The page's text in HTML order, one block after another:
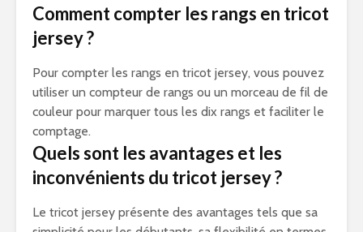
Comment compter les rangs en tricot
jersey ?
Pour compter les rangs en tricot jersey, vous pouvez
utiliser un compteur de rangs ou un morceau de fil de
couleur pour marquer tous les dix rangs et faciliter le
comptage.
Quels sont les avantages et les
inconvénients du tricot jersey ?
Le tricot jersey présente des avantages tels que sa